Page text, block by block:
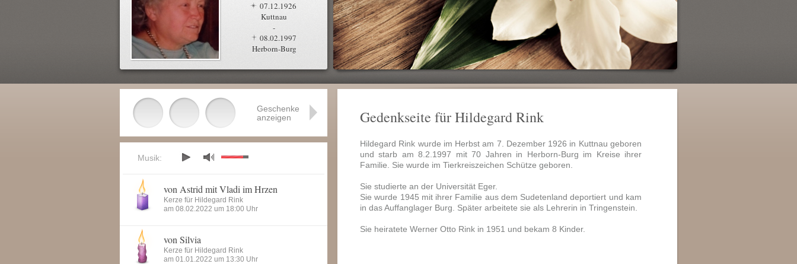
07.12.1926
Kuttnau
-
08.02.1997
Herborn-Burg
Gedenkseite für Hildegard Rink
Hildegard Rink wurde im Herbst am 7. Dezember 1926 in Kuttnau geboren
und starb am 8.2.1997 mit 70 Jahren in Herborn-Burg im Kreise ihrer
Familie. Sie wurde im Tierkreiszeichen Schütze geboren.
Sie studierte an der Universität Eger.
Sie wurde 1945 mit ihrer Familie aus dem Sudetenland deportiert und kam
in das Auffanglager Burg. Später arbeitete sie als Lehrerin in Tringenstein.
Sie heiratete Werner Otto Rink in 1951 und bekam 8 Kinder.
Geschenke
anzeigen
Musik:
von Astrid mit Vladi im Hrzen
Kerze für Hildegard Rink
am 08.02.2022 um 18:00 Uhr
von Silvia
Kerze für Hildegard Rink
am 01.01.2022 um 13:30 Uhr